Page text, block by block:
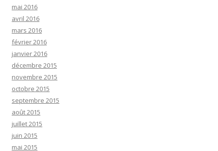
mai 2016
avril 2016
mars 2016
février 2016
janvier 2016
décembre 2015
novembre 2015
octobre 2015
septembre 2015
août 2015
juillet 2015
juin 2015
mai 2015